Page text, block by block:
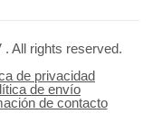
Subscribe
. All rights reserved.
de privacidad
de envío
de contacto